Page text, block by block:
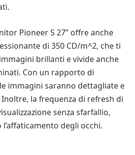
Pioneer S 27” offre anche
di 350 CD/m^2, che ti
brillanti e vivide anche
Con un rapporto di
immagini saranno dettagliate e
la frequenza di refresh di
senza sfarfallio,
degli occhi.